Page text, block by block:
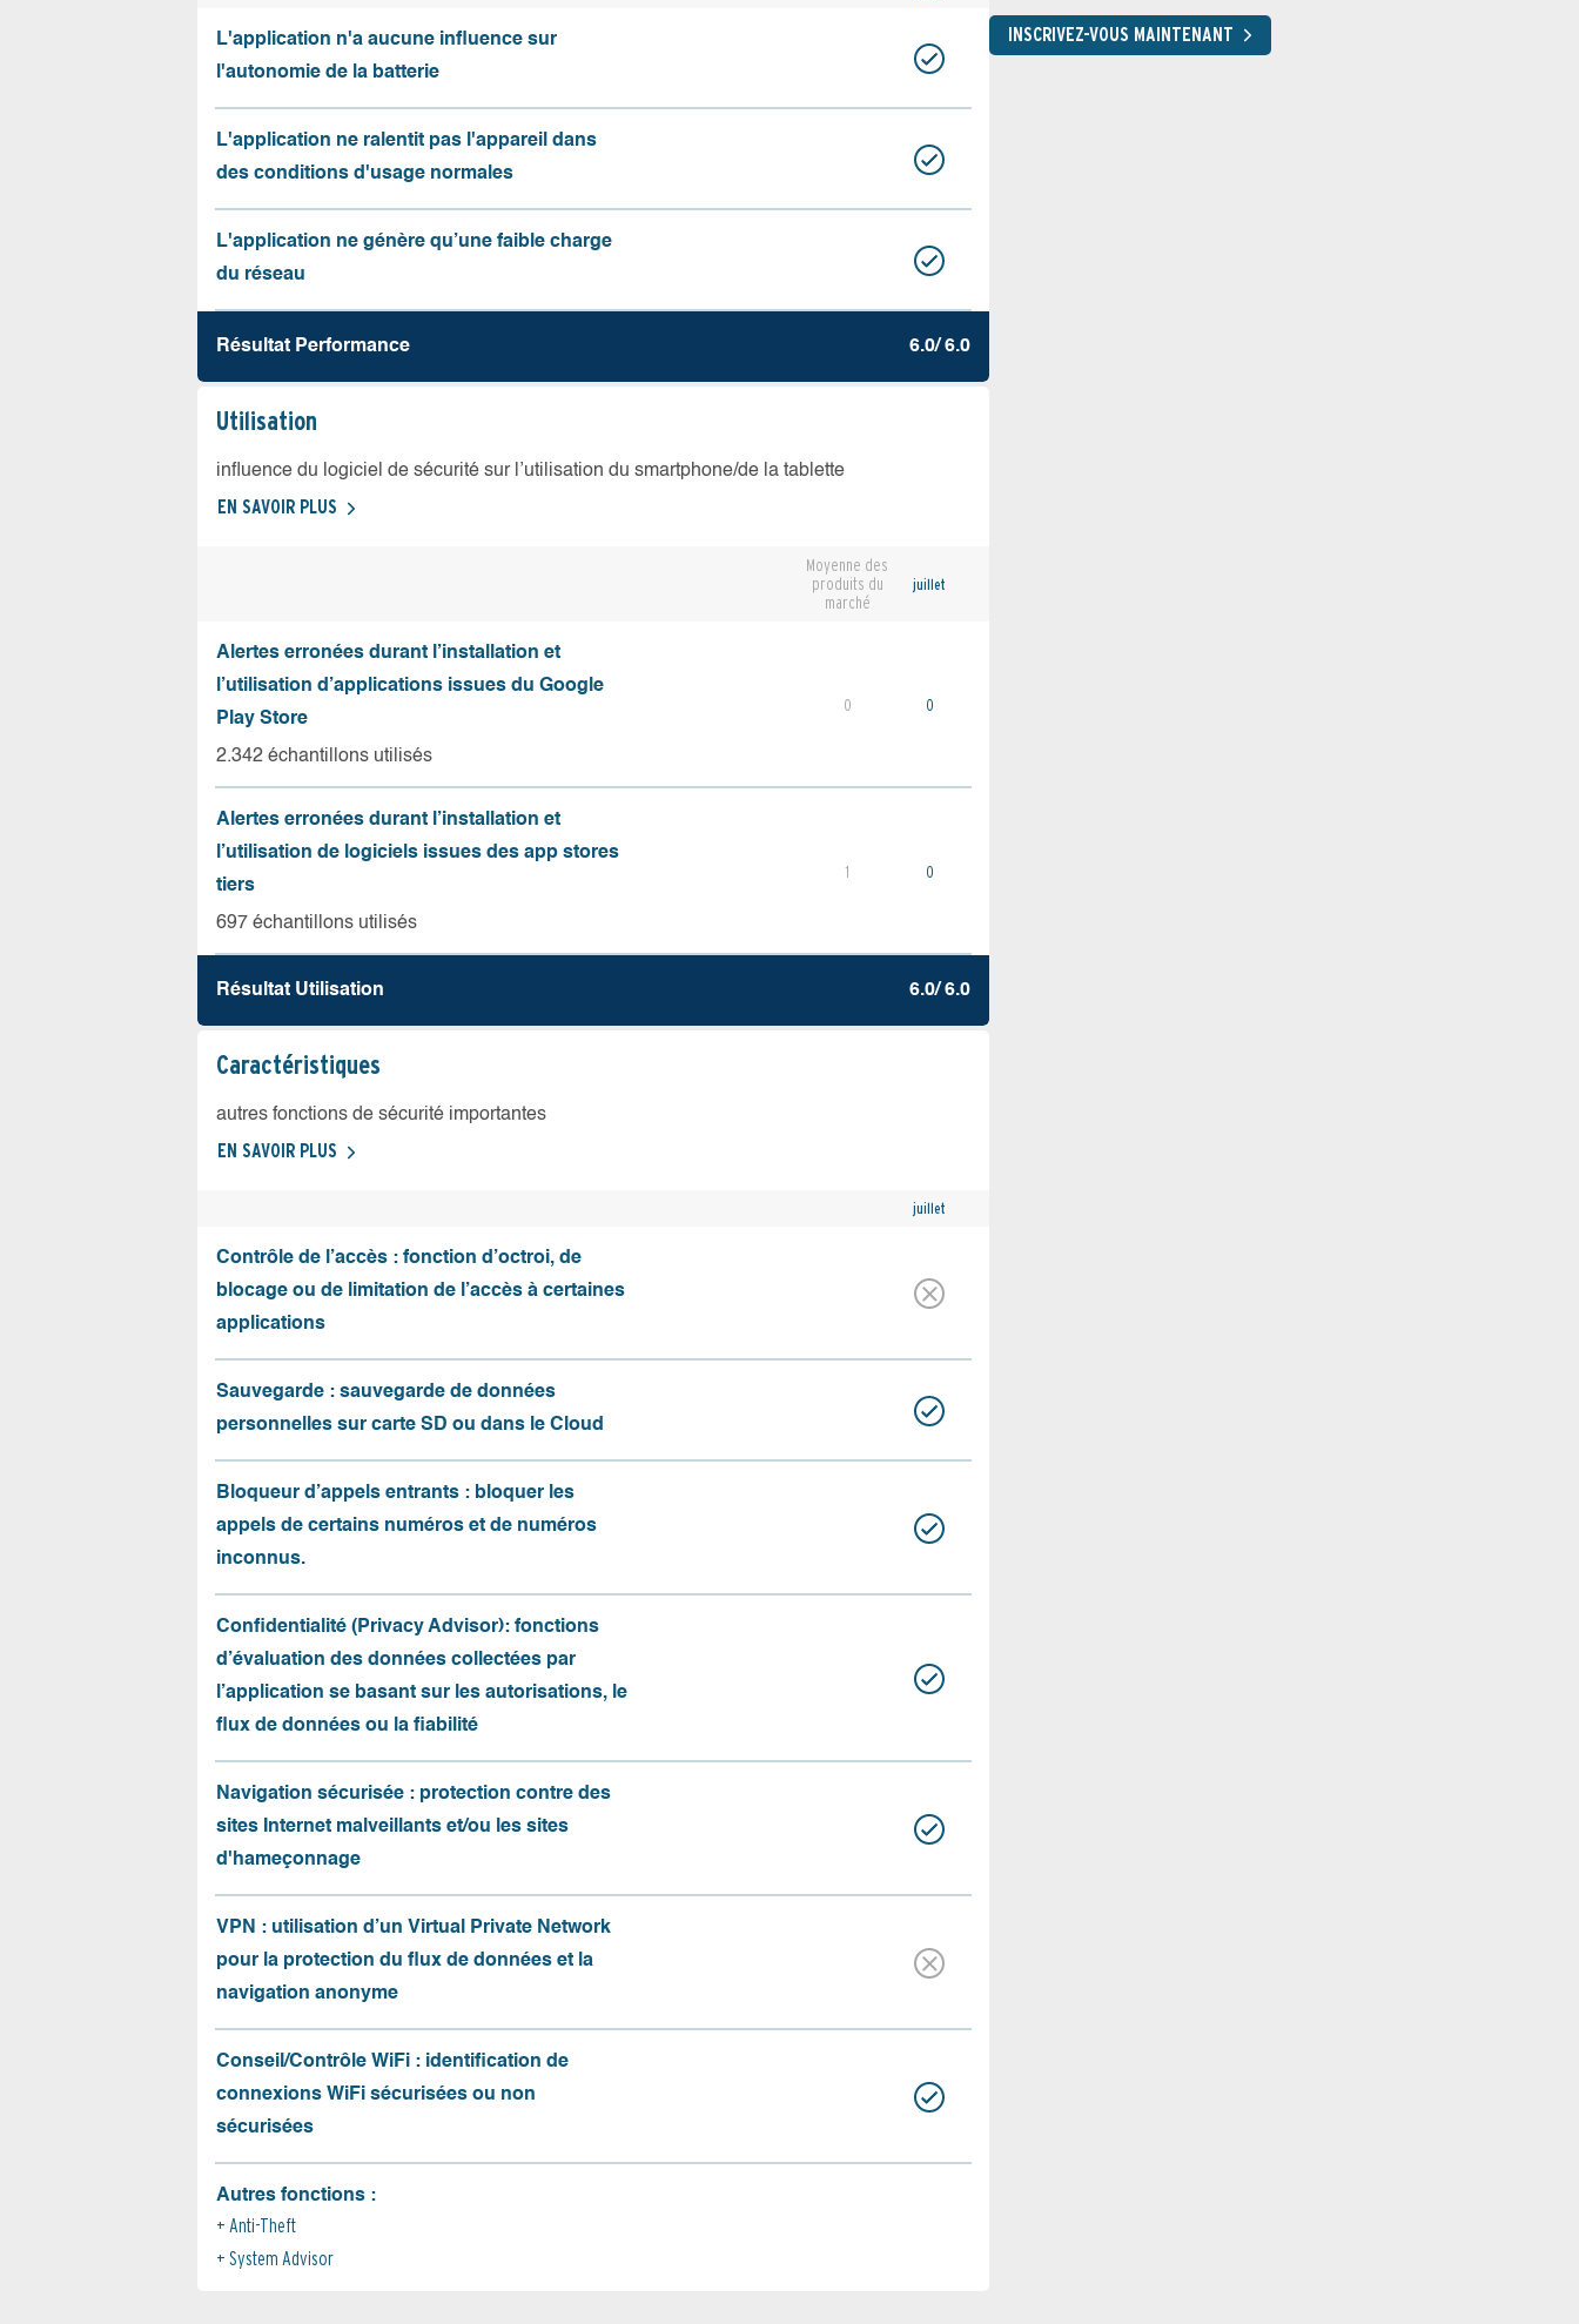
L'application n'a aucune influence sur
l'autonomie de la batterie
L'application ne ralentit pas l'appareil dans
des conditions d'usage normales
L'application ne génère qu’une faible charge
du réseau
Résultat Performance 6.0/ 6.0
Utilisation
influence du logiciel de sécurité sur l’utilisation du smartphone/de la tablette
EN SAVOIR PLUS
Moyenne des
produits du
marché
juillet
Alertes erronées durant l’installation et
l’utilisation d’applications issues du Google
Play Store
2.342 échantillons utilisés
0 0
Alertes erronées durant l’installation et
l’utilisation de logiciels issues des app stores
tiers
697 échantillons utilisés
1 0
Résultat Utilisation 6.0/ 6.0
Caractéristiques
autres fonctions de sécurité importantes
EN SAVOIR PLUS
juillet
Contrôle de l’accès : fonction d’octroi, de
blocage ou de limitation de l’accès à certaines
applications
Sauvegarde : sauvegarde de données
personnelles sur carte SD ou dans le Cloud
Bloqueur d’appels entrants : bloquer les
appels de certains numéros et de numéros
inconnus.
Confidentialité (Privacy Advisor): fonctions
d’évaluation des données collectées par
l’application se basant sur les autorisations, le
flux de données ou la fiabilité
Navigation sécurisée : protection contre des
sites Internet malveillants et/ou les sites
d'hameçonnage
VPN : utilisation d’un Virtual Private Network
pour la protection du flux de données et la
navigation anonyme
Conseil/Contrôle WiFi : identification de
connexions WiFi sécurisées ou non
sécurisées
Autres fonctions :
Anti-Theft
System Advisor
INSCRIVEZ-VOUS MAINTENANT